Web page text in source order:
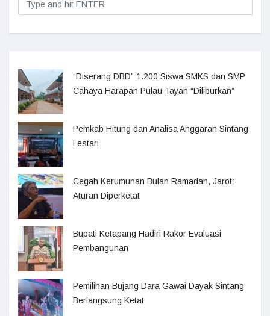
“Diserang DBD” 1.200 Siswa SMKS dan SMP
Cahaya Harapan Pulau Tayan “Diliburkan”
Pemkab Hitung dan Analisa Anggaran Sintang
Lestari
Cegah Kerumunan Bulan Ramadan, Jarot:
Aturan Diperketat
Bupati Ketapang Hadiri Rakor Evaluasi
Pembangunan
Pemilihan Bujang Dara Gawai Dayak Sintang
Berlangsung Ketat